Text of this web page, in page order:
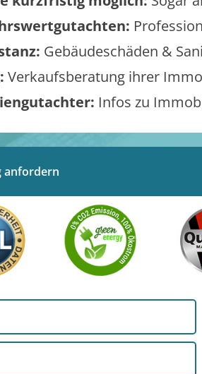
Gebäudeschäden &
Verkaufsberatung ihrer
Infos zu
anfordern